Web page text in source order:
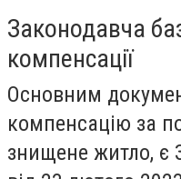
Законодавча
компенсації
Основним
компенсацію за
знищене житло, є